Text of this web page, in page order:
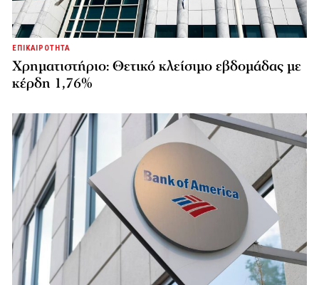
ΕΠΙΚΑΙΡΟΤΗΤΑ
Χρηματιστήριο: Θετικό κλείσιμο εβδομάδας με
κέρδη 1,76%